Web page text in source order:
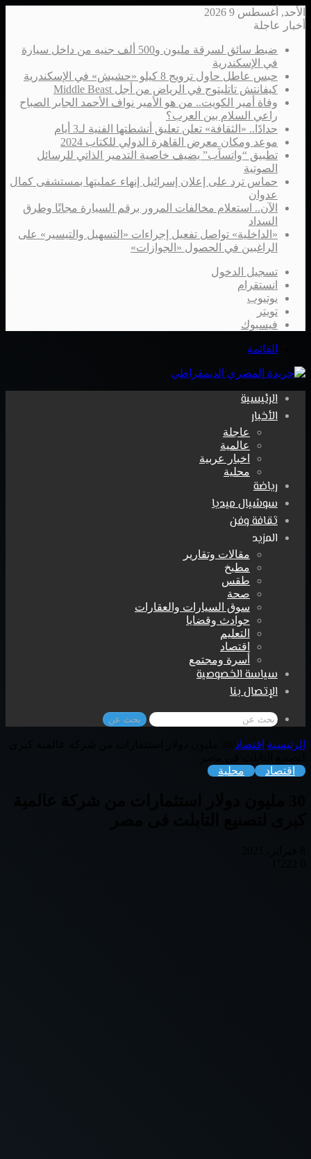
الأحد, أغسطس 9 2026
أخبار عاجلة
ضبط سائق لسرقة مليون و500 ألف جنيه من داخل سيارة
في الإسكندرية
حبس عاطل حاول ترويج 8 كيلو «حشيش» في الإسكندرية
كيفانتش تاتليتوج في الرياض من أجل Middle Beast
وفاة أمير الكويت.. من هو الأمير نواف الأحمد الجابر الصباح
راعي السلام بين العرب؟
حدادًا.. «الثقافة» تعلن تعليق أنشطتها الفنية لـ3 أيام
موعد ومكان معرض القاهرة الدولي للكتاب 2024
تطبيق “واتسآب” يضيف خاصية التدمير الذاتي للرسائل
الصوتية
حماس ترد على إعلان إسرائيل إنهاء عمليتها بمستشفى كمال
عدوان
الآن.. استعلام مخالفات المرور برقم السيارة مجانًا وطرق
السداد
«الداخلية» تواصل تفعيل إجراءات «التسهيل والتيسير» على
الراغبين في الحصول «الجوازات»
تسجيل الدخول
انستقرام
يوتيوب
تويتر
فيسبوك
القائمة
الرئيسية
الأخبار
عاجلة
عالمية
اخبار عربية
محلية
رياضة
سوشيال ميديا
ثقافة وفن
المزيد
مقالات وتقارير
مطبخ
طقس
صحة
سوق السيارات والعقارات
حوادث وقضايا
التعليم
اقتصاد
أسرة ومجتمع
سياسة الخصوصية
الإتصال بنا
بحث عن
الرئيسية اقتصاد
اقتصاد
محلية